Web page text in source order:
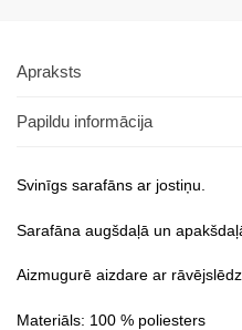
Apraksts
Papildu informācija
Svinīgs sarafāns ar jostiņu.
Sarafāna augšdaļā un
Aizmugurē aizdare ar
Materiāls: 100 % poliesters